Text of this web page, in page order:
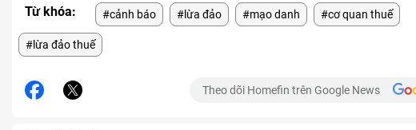
Từ khóa: #cảnh báo #lừa đảo #mạo danh #cơ quan thuế
#lừa đảo thuế
Theo dõi Homefin trên Google News